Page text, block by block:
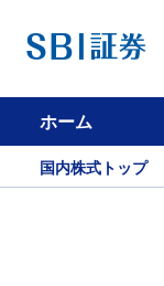
ホーム
国内株式トップ